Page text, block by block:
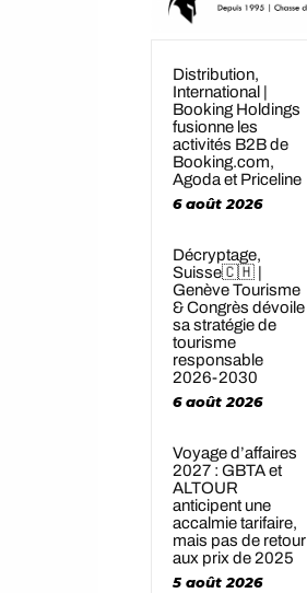
Distribution,
International |
Booking Holdings
fusionne les
activités B2B de
Booking.com,
Agoda et Priceline
6 août 2026
Décryptage,
Suisse🇨🇭 |
Genève Tourisme
& Congrès dévoile
sa stratégie de
tourisme
responsable
2026-2030
6 août 2026
Voyage d’affaires
2027 : GBTA et
ALTOUR
anticipent une
accalmie tarifaire,
mais pas de retour
aux prix de 2025
5 août 2026